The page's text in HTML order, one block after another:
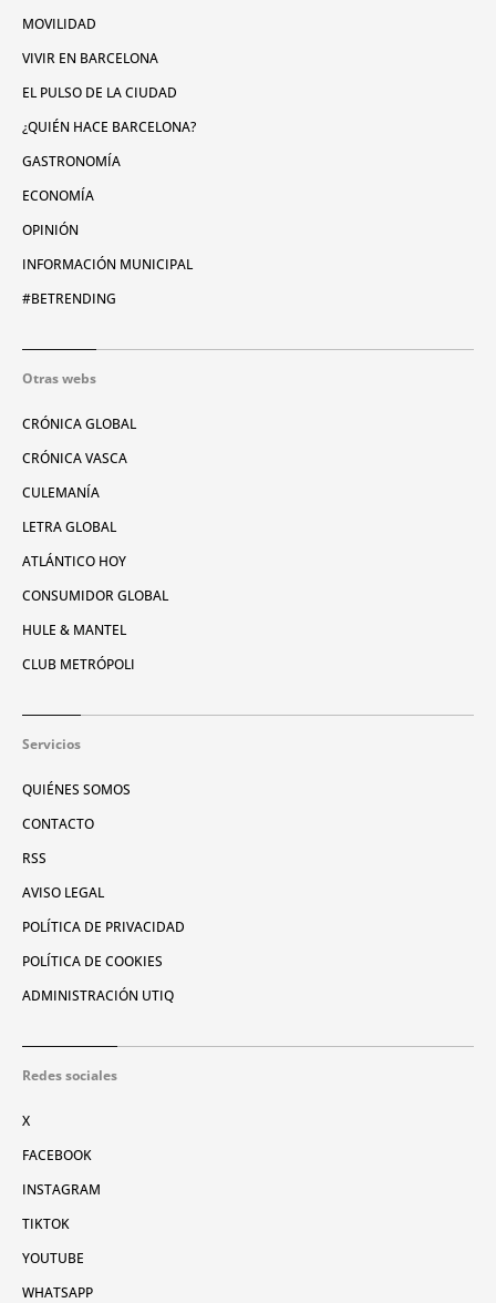
MOVILIDAD
VIVIR EN BARCELONA
EL PULSO DE LA CIUDAD
¿QUIÉN HACE BARCELONA?
GASTRONOMÍA
ECONOMÍA
OPINIÓN
INFORMACIÓN MUNICIPAL
#BETRENDING
Otras webs
CRÓNICA GLOBAL
CRÓNICA VASCA
CULEMANÍA
LETRA GLOBAL
ATLÁNTICO HOY
CONSUMIDOR GLOBAL
HULE & MANTEL
CLUB METRÓPOLI
Servicios
QUIÉNES SOMOS
CONTACTO
RSS
AVISO LEGAL
POLÍTICA DE PRIVACIDAD
POLÍTICA DE COOKIES
ADMINISTRACIÓN UTIQ
Redes sociales
X
FACEBOOK
INSTAGRAM
TIKTOK
YOUTUBE
WHATSAPP